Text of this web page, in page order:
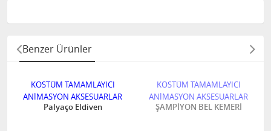
Benzer Ürünler
KOSTÜM TAMAMLAYICI
ANİMASYON AKSESUARLAR
Palyaço Eldiven
KOSTÜM TAMAMLAYICI
ANİMASYON AKSESUARLAR
ŞAMPİYON BEL KEMERİ